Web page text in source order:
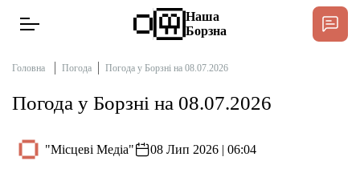
Наша
Борзна
Головна Погода Погода у Борзні на 08.07.2026
Погода у Борзні на 08.07.2026
"Місцеві Медіа" 08 Лип 2026 | 06:04